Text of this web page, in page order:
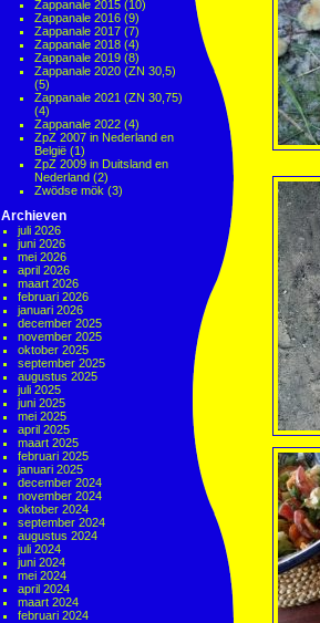
Zappanale 2015 (10)
Zappanale 2016 (9)
Zappanale 2017 (7)
Zappanale 2018 (4)
Zappanale 2019 (8)
Zappanale 2020 (ZN 30,5)
(5)
Zappanale 2021 (ZN 30,75)
(4)
Zappanale 2022 (4)
ZpZ 2007 in Nederland en
België (1)
ZpZ 2009 in Duitsland en
Nederland (2)
Zwödse mök (3)
Archieven
juli 2026
juni 2026
mei 2026
april 2026
maart 2026
februari 2026
januari 2026
december 2025
november 2025
oktober 2025
september 2025
augustus 2025
juli 2025
juni 2025
mei 2025
april 2025
maart 2025
februari 2025
januari 2025
december 2024
november 2024
oktober 2024
september 2024
augustus 2024
juli 2024
juni 2024
mei 2024
april 2024
maart 2024
februari 2024